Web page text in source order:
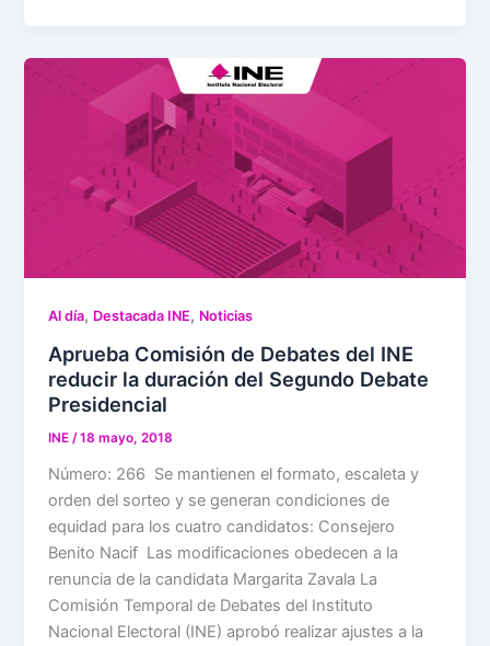
Al día, Destacada INE, Noticias
Aprueba Comisión de Debates del INE
reducir la duración del Segundo Debate
Presidencial
INE /18 mayo, 2018
Número: 266 Se mantienen el formato, escaleta y
orden del sorteo y se generan condiciones de
equidad para los cuatro candidatos: Consejero
Benito Nacif Las modificaciones obedecen a la
renuncia de la candidata Margarita Zavala La
Comisión Temporal de Debates del Instituto
Nacional Electoral (INE) aprobó realizar ajustes a la